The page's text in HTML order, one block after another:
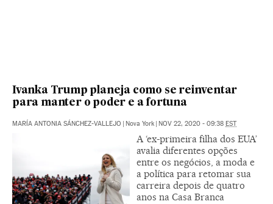
Ivanka Trump planeja como se reinventar
para manter o poder e a fortuna
MARÍA ANTONIA SÁNCHEZ-VALLEJO Nova York NOV 22, 2020 - 09:38 EST
A ‘ex-primeira filha dos EUA’
avalia diferentes opções
entre os negócios, a moda e
a política para retomar sua
carreira depois de quatro
anos na Casa Branca